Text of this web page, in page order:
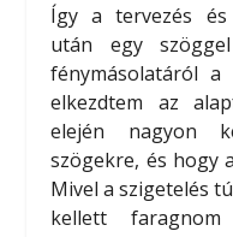
Így a tervezés és
után egy
fénymásolatáról
elkezdtem az
elején nagyon
szögekre, és hogy
Mivel a szigetelés
kellett